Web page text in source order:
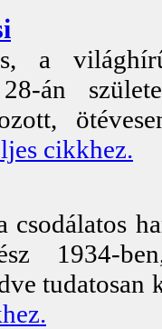
a
án
cikkhez.
csodálatos
1934-
tudatosan